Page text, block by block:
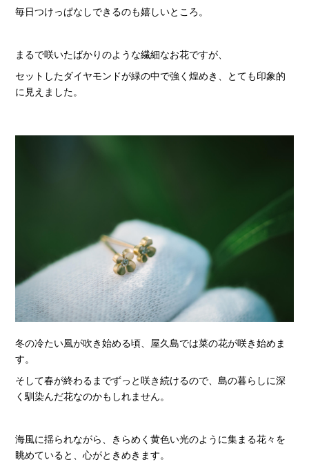
毎日つけっぱなしできるのも嬉しいところ。
まるで咲いたばかりのような繊細なお花ですが、
セットしたダイヤモンドが緑の中で強く煌めき、とても印象的
に見えました。
冬の冷たい風が吹き始める頃、屋久島では菜の花が咲き始めま
す。
そして春が終わるまでずっと咲き続けるので、島の暮らしに深
く馴染んだ花なのかもしれません。
海風に揺られながら、きらめく黄色い光のように集まる花々を
眺めていると、心がときめきます。